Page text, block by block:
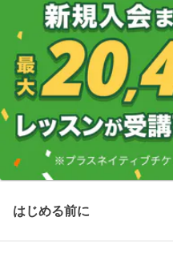
はじめる前に